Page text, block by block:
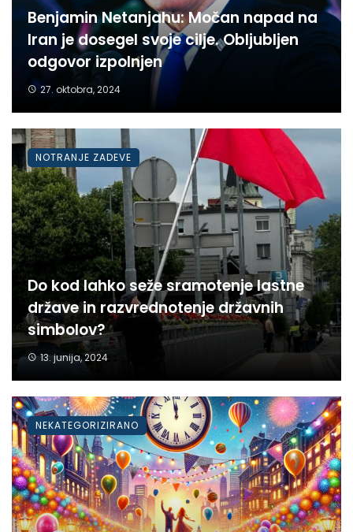
Benjamin Netanjahu: Močan napad na
Iran je dosegel svoje cilje. Obljubljen
odgovor izpolnjen
27. oktobra, 2024
Do kod lahko seže sramotenje lastne
države in razvrednotenje državnih
simbolov?
13. junija, 2024
NOTRANJE ZADEVE
NEKATEGORIZIRANO